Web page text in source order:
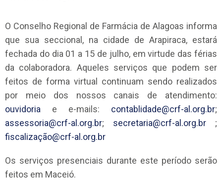
O Conselho Regional de Farmácia de Alagoas informa
que sua seccional, na cidade de Arapiraca, estará
fechada do dia 01 a 15 de julho, em virtude das férias
da colaboradora. Aqueles serviços que podem ser
feitos de forma virtual continuam sendo realizados
por meio dos nossos canais de atendimento:
ouvidoria e e-mails: contablidade@crf-al.org.br;
assessoria@crf-al.org.br; secretaria@crf-al.org.br ;
fiscalização@crf-al.org.br
Os serviços presenciais durante este período serão
feitos em Maceió.